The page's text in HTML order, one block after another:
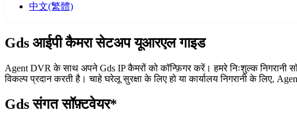
中文(繁體)
Gds आईपी कैमरा सेटअप यूआरएल गाइड
Agent DVR के साथ अपने Gds IP कैमरों को कॉन्फ़िगर करें। हमरे निःशुल्क निगरानी
विकल्प प्रदान करती है। चाहे घरेलू सुरक्षा के लिए हो या कार्यालय निगरानी के लिए,
Gds संगत सॉफ़्टवेयर*